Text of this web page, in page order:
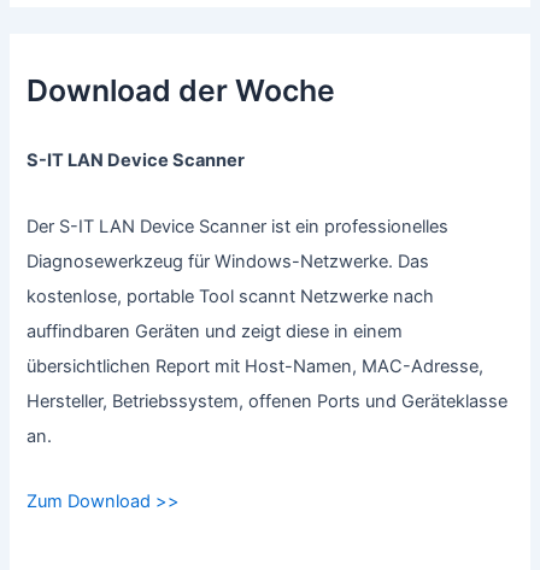
Download der Woche
S-IT LAN Device Scanner
Der S-IT LAN Device Scanner ist ein professionelles
Diagnosewerkzeug für Windows-Netzwerke. Das
kostenlose, portable Tool scannt Netzwerke nach
auffindbaren Geräten und zeigt diese in einem
übersichtlichen Report mit Host-Namen, MAC-Adresse,
Hersteller, Betriebssystem, offenen Ports und Geräteklasse
an.
Zum Download >>